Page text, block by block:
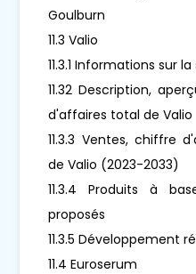
Goulburn
11.3 Valio
11.3.1 Informations sur
11.32 Description,
d'affaires total de Valio
11.3.3 Ventes, chiffre
de Valio (2023-2033)
11.3.4 Produits à
proposés
11.3.5 Développement
11.4 Euroserum